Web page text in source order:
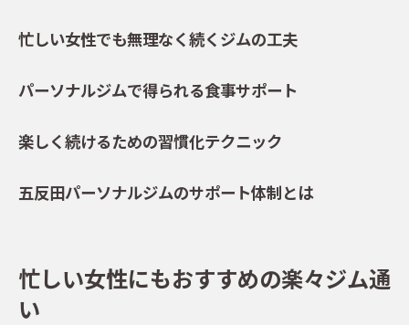
忙しい女性でも無理なく続くジムの工夫
パーソナルジムで得られる食事サポート
楽しく続けるための習慣化テクニック
五反田パーソナルジムのサポート体制とは
忙しい女性にもおすすめの楽々ジム通
い